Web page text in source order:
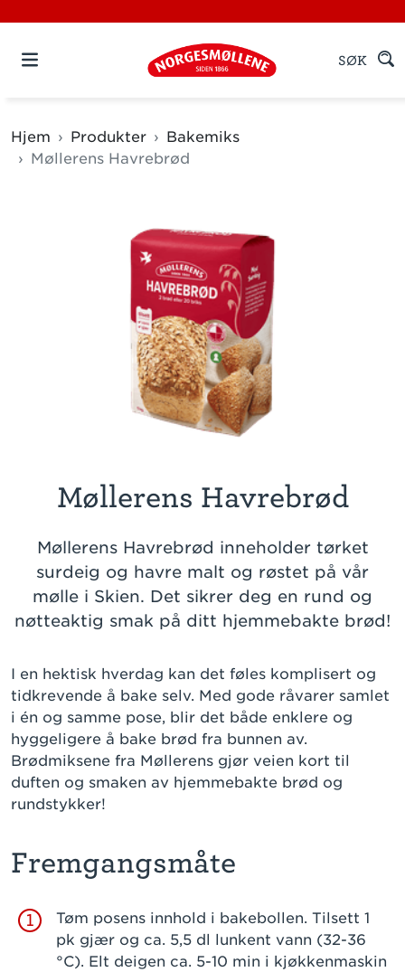
SØK
Hjem Produkter
Bakemiks
Møllerens Havrebrød
Møllerens Havrebrød
Møllerens Havrebrød inneholder tørket
surdeig og havre malt og røstet på vår
mølle i Skien. Det sikrer deg en rund og
nøtteaktig smak på ditt hjemmebakte brød!
I en hektisk hverdag kan det føles komplisert og
tidkrevende å bake selv. Med gode råvarer samlet
i én og samme pose, blir det både enklere og
hyggeligere å bake brød fra bunnen av.
Brødmiksene fra Møllerens gjør veien kort til
duften og smaken av hjemmebakte brød og
rundstykker!
Fremgangsmåte
1
Tøm posens innhold i bakebollen. Tilsett 1
pk gjær og ca. 5,5 dl lunkent vann (32-36
°C). Elt deigen ca. 5-10 min i kjøkkenmaskin